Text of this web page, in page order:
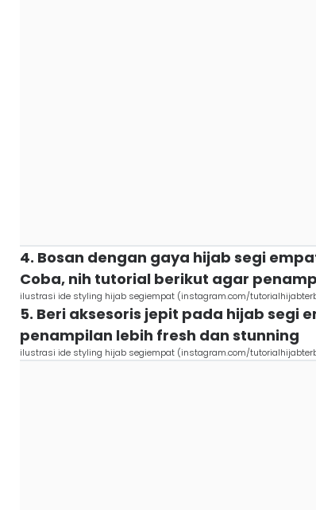
4. Bosan dengan gaya hijab segi
Coba, nih tutorial berikut agar
ilustrasi ide styling hijab segiempat (instagram.com/
5. Beri aksesoris jepit pada hijab segi
penampilan lebih fresh dan stunning
ilustrasi ide styling hijab segiempat (instagram.com/